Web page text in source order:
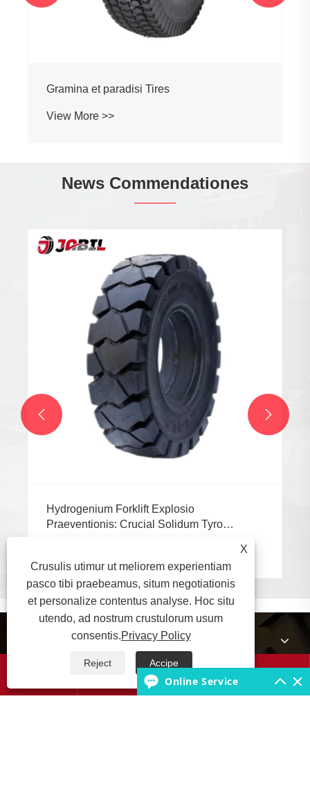
Gramina et paradisi Tires
View More >>
News Commendationes
Hydrogenium Forklift Explosio
Praeventionis: Crucial Solidum Tyro
 

X
Crusulis utimur ut meliorem experientiam
pasco tibi praebeamus, situm negotiationis
et personalize contentus analyse. Hoc situ
utendo, ad nostrum crustulorum usum
consentis.Privacy Policy
Reject Accipe
Online Service